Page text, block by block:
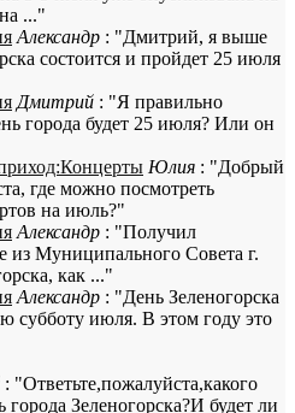
..."
Александр : "Дмитрий, я выше
состоится и пройдет 25 июля
Дмитрий : "Я правильно
города будет 25 июля? Или он
Юлия : "Добрый
где можно посмотреть
на июль?"
Александр : "Получил
из Муниципального Совета г.
как ..."
Александр : "День Зеленогорска
субботу июля. В этом году это
: "Ответьте,пожалуйста,какого
города Зеленогорска?И будет ли